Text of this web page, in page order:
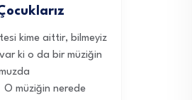
kime aittir, bilmeyiz
ki o da bir müziğin
O müziğin nerede